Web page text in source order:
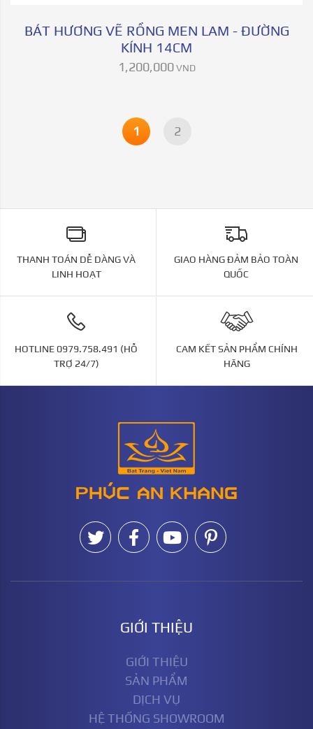
BÁT HƯƠNG VẼ RỒNG MEN LAM - ĐƯỜNG
KÍNH 14CM
1,200,000 VND
1 2
THANH TOÁN DỄ DÀNG VÀ
LINH HOẠT
GIAO HÀNG ĐẢM BẢO TOÀN
QUỐC
HOTLINE 0979.758.491 (HỖ
TRỢ 24/7)
CAM KẾT SẢN PHẨM CHÍNH
HÃNG
GIỚI THIỆU
GIỚI THIỆU
SẢN PHẨM
DỊCH VỤ
HỆ THỐNG SHOWROOM